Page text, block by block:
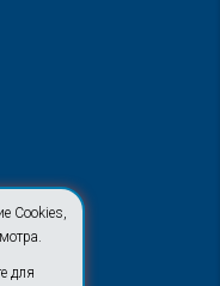
Cookies,
для